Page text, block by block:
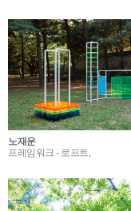
노재운
프레임워크 - 로프트,